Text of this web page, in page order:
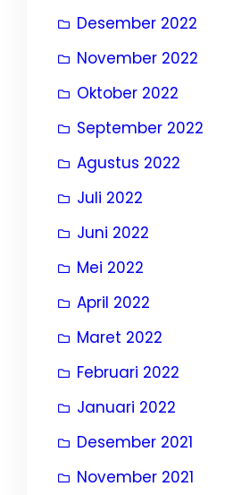
Desember 2022
November 2022
Oktober 2022
September 2022
Agustus 2022
Juli 2022
Juni 2022
Mei 2022
April 2022
Maret 2022
Februari 2022
Januari 2022
Desember 2021
November 2021